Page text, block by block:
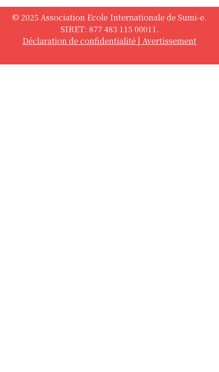
© 2025 Association Ecole Internationale de Sumi-e.
SIRET: 877 483 115 00011.
Déclaration de confidentialité | Avertissement